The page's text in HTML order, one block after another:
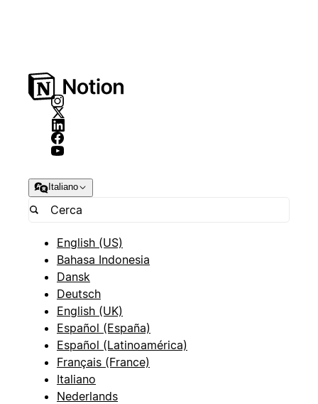
Italiano
English (US)
Bahasa Indonesia
Dansk
Deutsch
English (UK)
Español (España)
Español (Latinoamérica)
Français (France)
Italiano
Nederlands